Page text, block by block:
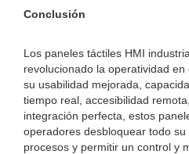
Conclusión
Los paneles táctiles HMI
revolucionado la operatividad
su usabilidad mejorada,
tiempo real, accesibilidad
integración perfecta, estos
operadores desbloquear todo
procesos y permitir un control y